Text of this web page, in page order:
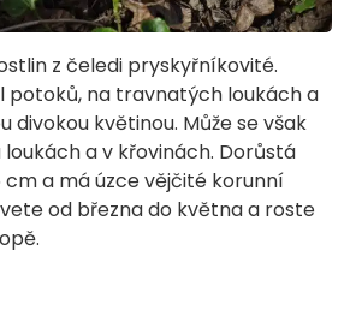
z čeledi pryskyřníkovité.
potoků, na travnatých loukách a
divokou květinou. Může se však
a v křovinách. Dorůstá
cm a má úzce vějčité korunní
od března do května a roste